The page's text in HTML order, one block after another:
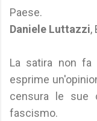
Paese.
Daniele Luttazzi,
La satira non fa
esprime
censura le sue
fascismo.